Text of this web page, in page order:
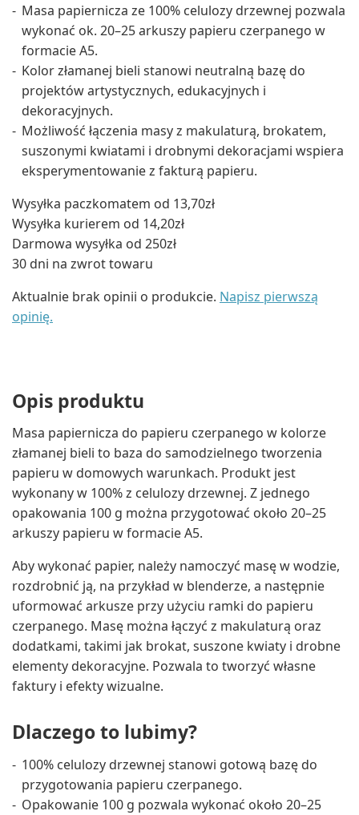
Masa papiernicza ze 100% celulozy drzewnej pozwala
wykonać ok. 20–25 arkuszy papieru czerpanego w
formacie A5.
Kolor złamanej bieli stanowi neutralną bazę do
projektów artystycznych, edukacyjnych i
dekoracyjnych.
Możliwość łączenia masy z makulaturą, brokatem,
suszonymi kwiatami i drobnymi dekoracjami wspiera
eksperymentowanie z fakturą papieru.
Wysyłka paczkomatem od 13,70zł
Wysyłka kurierem od 14,20zł
Darmowa wysyłka od 250zł
30 dni na zwrot towaru
Aktualnie brak opinii o produkcie. Napisz pierwszą
opinię.
Opis produktu
Masa papiernicza do papieru czerpanego w kolorze
złamanej bieli to baza do samodzielnego tworzenia
papieru w domowych warunkach. Produkt jest
wykonany w 100% z celulozy drzewnej. Z jednego
opakowania 100 g można przygotować około 20–25
arkuszy papieru w formacie A5.
Aby wykonać papier, należy namoczyć masę w wodzie,
rozdrobnić ją, na przykład w blenderze, a następnie
uformować arkusze przy użyciu ramki do papieru
czerpanego. Masę można łączyć z makulaturą oraz
dodatkami, takimi jak brokat, suszone kwiaty i drobne
elementy dekoracyjne. Pozwala to tworzyć własne
faktury i efekty wizualne.
Dlaczego to lubimy?
100% celulozy drzewnej stanowi gotową bazę do
przygotowania papieru czerpanego.
Opakowanie 100 g pozwala wykonać około 20–25